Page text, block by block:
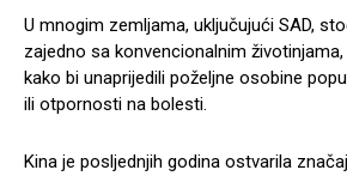
U mnogim zemljama, uključujući SAD,
zajedno sa konvencionalnim
kako bi unaprijedili poželjne osobine
ili otpornosti na bolesti.
Kina je posljednjih godina ostvarila